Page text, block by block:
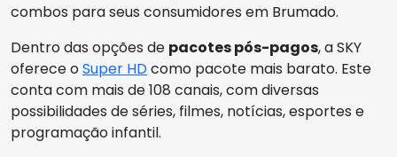
combos para seus consumidores em Brumado.
Dentro das opções de pacotes pós-pagos, a SKY
oferece oSuper HDcomo pacote mais barato. Este
conta com mais de 108 canais, com diversas
possibilidades de séries, filmes, notícias, esportes e
programação infantil.